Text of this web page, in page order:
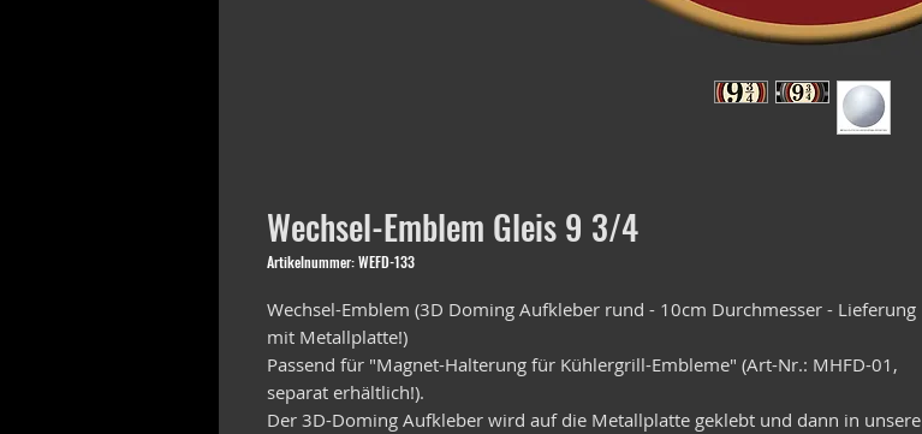
Wechsel-Emblem Gleis 9 3/4
Artikelnummer: WEFD-133
Wechsel-Emblem (3D Doming Aufkleber rund - 10cm Durchmesser - Lieferung
mit Metallplatte!)
Passend für "Magnet-Halterung für Kühlergrill-Embleme" (Art-Nr.: MHFD-01,
separat erhältlich!).
Der 3D-Doming Aufkleber wird auf die Metallplatte geklebt und dann in unsere